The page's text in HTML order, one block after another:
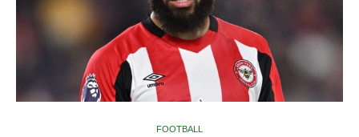
FOOTBALL